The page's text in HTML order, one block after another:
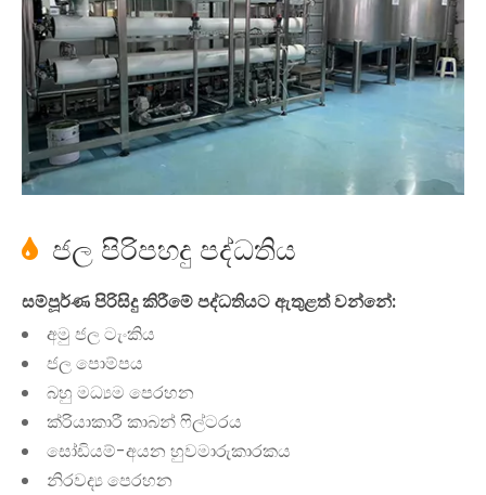
 ජල පිරිපහදු පද්ධතිය
සම්පූර්ණ පිරිසිදු කිරීමේ පද්ධතියට ඇතුළත් වන්නේ:
අමු ජල ටැංකිය
ජල පොම්පය
බහු මධ්‍යම පෙරහන
ක්රියාකාරී කාබන් ෆිල්ටරය
සෝඩියම්-අයන හුවමාරුකාරකය
නිරවද්‍ය පෙරහන